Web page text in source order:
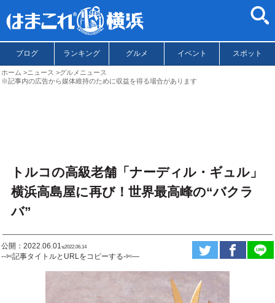
ブログ ランキング グルメ イベント スポット
ホーム ニュース
グルメニュース
※記事内の広告から媒体維持のために収益を得る場合があります
トルコの高級老舗「ナーディル・ギュル」
横浜高島屋に再び！世界最高峰の“バクラ
バ”
公開：2022.06.01ಇ2022.06.14
--✄記事タイトルとURLをコピーする-✄—